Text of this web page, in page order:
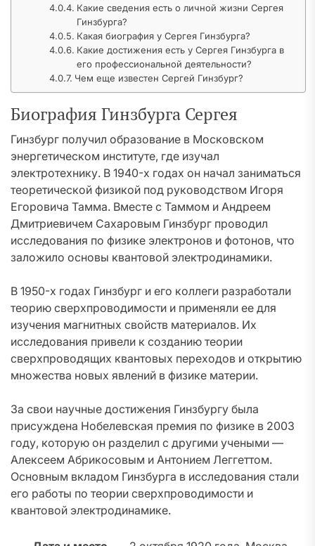
Какие сведения есть о личной жизни Сергея
Гинзбурга?
Какая биография у Сергея Гинзбурга?
Какие достижения есть у Сергея Гинзбурга в
его профессиональной деятельности?
Чем еще известен Сергей Гинзбург?
Биография Гинзбурга Сергея
Гинзбург получил образование в Московском
энергетическом институте, где изучал
электротехнику. В 1940-х годах он начал заниматься
теоретической физикой под руководством Игоря
Егоровича Тамма. Вместе с Таммом и Андреем
Дмитриевичем Сахаровым Гинзбург проводил
исследования по физике электронов и фотонов, что
заложило основы квантовой электродинамики.
В 1950-х годах Гинзбург и его коллеги разработали
теорию сверхпроводимости и применяли ее для
изучения магнитных свойств материалов. Их
исследования привели к созданию теории
сверхпроводящих квантовых переходов и открытию
множества новых явлений в физике материи.
За свои научные достижения Гинзбургу была
присуждена Нобелевская премия по физике в 2003
году, которую он разделил с другими учеными —
Алексеем Абрикосовым и Антонием Леггеттом.
Основным вкладом Гинзбурга в исследования стали
его работы по теории сверхпроводимости и
квантовой электродинамике.